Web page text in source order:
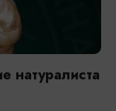
натуралиста